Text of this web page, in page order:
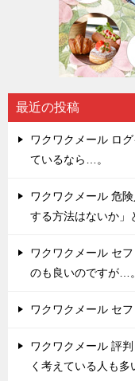
最近の投稿
ワクワクメール ロ
ているなら…。
ワクワクメール 危
する方法はないか」
ワクワクメール セ
のも良いのですが…。
ワクワクメール セ
ワクワクメール 評
く考えている人も多